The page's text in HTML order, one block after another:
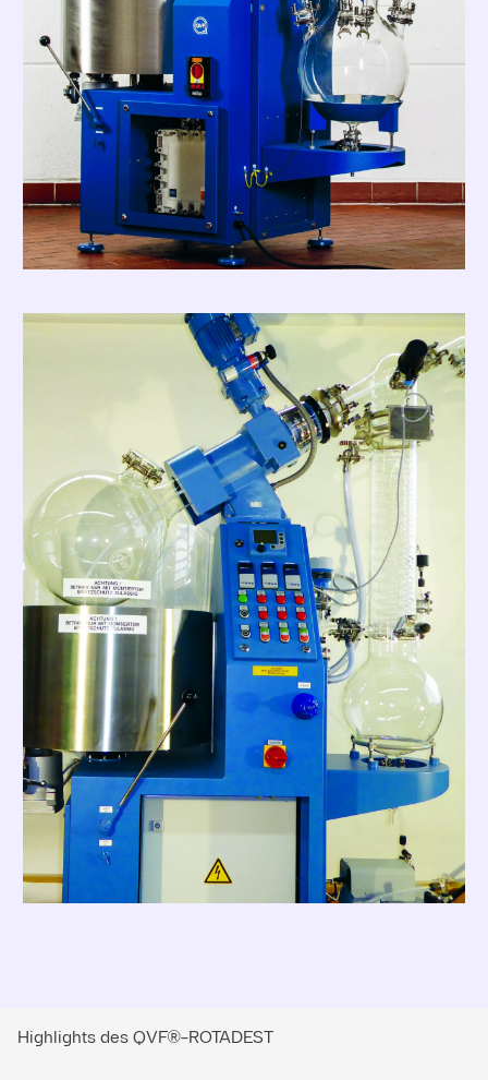
Highlights des QVF®-ROTADEST